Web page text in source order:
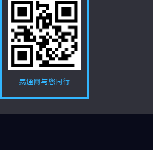
易通网与您同行